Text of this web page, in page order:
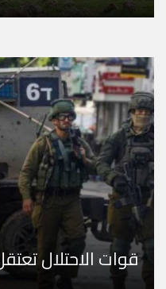
قوات الاحتلال